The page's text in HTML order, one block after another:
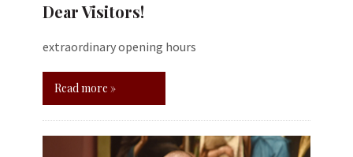
Dear Visitors!
extraordinary opening hours
Read more »